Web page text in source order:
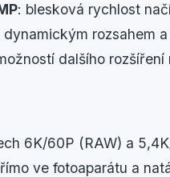
: blesková rychlost
rozsahem
dalšího rozšíření
6K/60P (RAW) a
ve fotoaparátu a